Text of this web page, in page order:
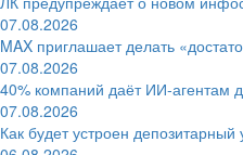
07.08.2026
MAX приглашает делать
07.08.2026
40% компаний даёт ИИ‑агентам
07.08.2026
Как будет устроен депозитарный